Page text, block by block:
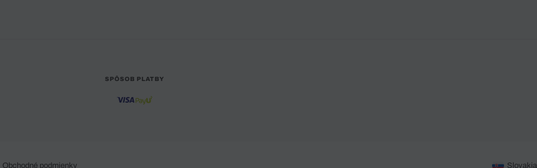
SPÔSOB PLATBY
Obchodné podmienky Slovakia